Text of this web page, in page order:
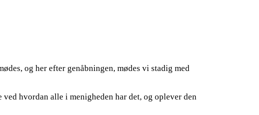
og her efter genåbningen, mødes vi stadig med
hvordan alle i menigheden har det, og oplever den